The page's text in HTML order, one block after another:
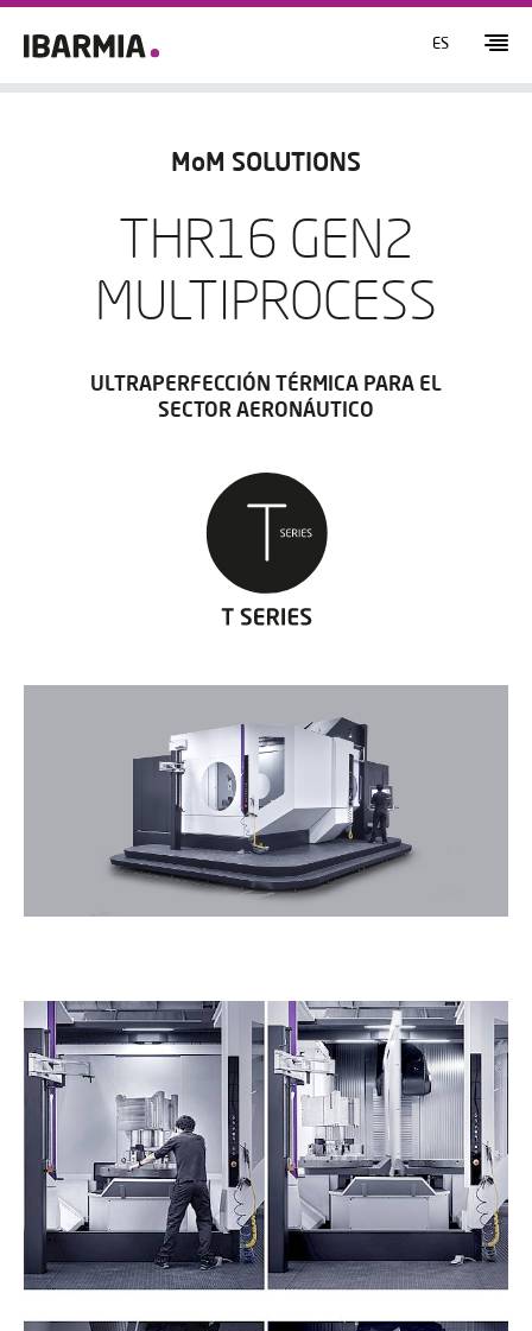
ES
MoM SOLUTIONS
THR16 GEN2
MULTIPROCESS
ULTRAPERFECCIÓN TÉRMICA PARA EL
SECTOR AERONÁUTICO